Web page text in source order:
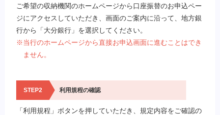
ご希望の収納機関のホームページから口座振替のお申込ペー
ジにアクセスしていただき、画面のご案内に沿って、地方銀
行から「大分銀行」を選択してください。
※当行のホームページから直接お申込画面に進むことはでき
ません。
STEP2 利用規程の確認
「利用規程」ボタンを押していただき、規定内容をご確認の